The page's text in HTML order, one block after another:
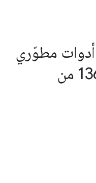
مطوّري
البرامج" في الإصدار 136 من